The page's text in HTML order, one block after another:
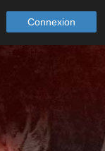
Connexion